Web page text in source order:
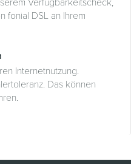
Verfügbarkeitscheck,
fonial DSL an Ihrem
Internetnutzung.
Das können